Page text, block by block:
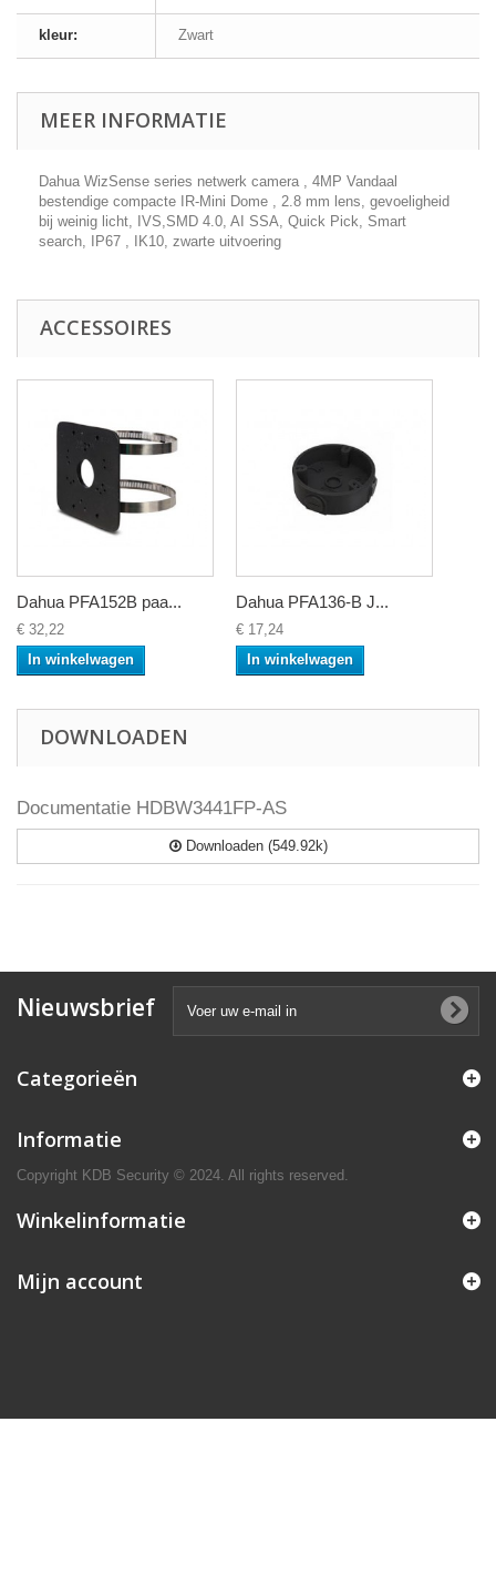
kleur: Zwart
MEER INFORMATIE
Dahua WizSense series netwerk camera , 4MP Vandaal
bestendige compacte IR-Mini Dome , 2.8 mm lens, gevoeligheid
bij weinig licht, IVS,SMD 4.0, AI SSA, Quick Pick, Smart
search, IP67 , IK10, zwarte uitvoering
ACCESSOIRES
Dahua PFA152B paa...
€ 32,22
In winkelwagen
Dahua PFA136-B J...
€ 17,24
In winkelwagen
DOWNLOADEN
Documentatie HDBW3441FP-AS
Downloaden (549.92k)
Nieuwsbrief
Categorieën
Informatie
Copyright KDB Security © 2024. All rights reserved.
Winkelinformatie
Mijn account